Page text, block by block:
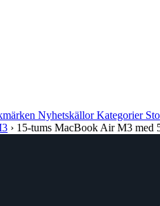
NyhetskällorKategorier
› 15-tums MacBook Air M3 med